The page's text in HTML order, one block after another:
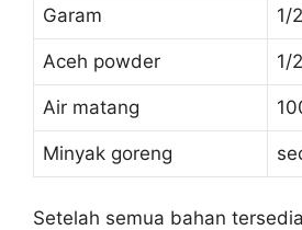
Garam 1/
Aceh powder 1/
Air matang
Minyak goreng
Setelah semua bahan